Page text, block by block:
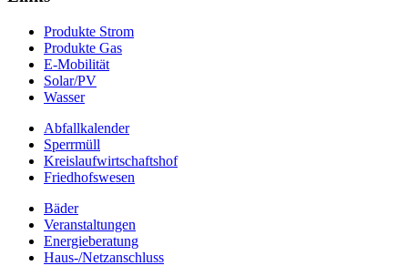
Produkte Strom
Produkte Gas
E-Mobilität
Solar/PV
Wasser
Abfallkalender
Sperrmüll
Kreislaufwirtschaftshof
Friedhofswesen
Bäder
Veranstaltungen
Energieberatung
Haus-/Netzanschluss